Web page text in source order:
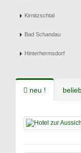
Kirnitzschtal
Bad Schandau
Hinterhermsdorf
neu !